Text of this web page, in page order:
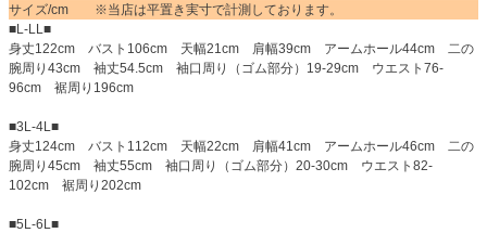
サイズ/cm ※当店は平置き実寸で計測しております。
■L-LL■
身丈122cm バスト106cm 天幅21cm 肩幅39cm アームホール44cm 二の
腕周り43cm 袖丈54.5cm 袖口周り（ゴム部分）19-29cm ウエスト76-
96cm 裾周り196cm
■3L-4L■
身丈124cm バスト112cm 天幅22cm 肩幅41cm アームホール46cm 二の
腕周り45cm 袖丈55cm 袖口周り（ゴム部分）20-30cm ウエスト82-
102cm 裾周り202cm
■5L-6L■